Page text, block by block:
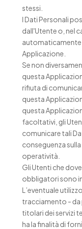
stessi.
I Dati Personali
dall'Utente o, nel
automaticamente
Applicazione.
Se non
questa
rifiuta di
questa
questa
facoltativi, gli
comunicare tali
conseguenza
operatività.
Gli Utenti che
obbligatori sono
L’eventuale
tracciamento - da
titolari dei servizi
ha la finalità di